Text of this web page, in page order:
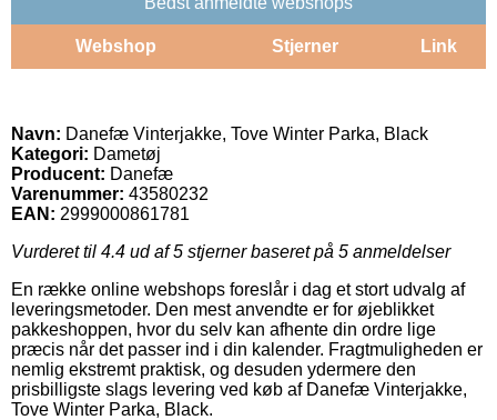
Webshop Stjerner Link
Navn: Danefæ Vinterjakke, Tove Winter Parka, Black
Kategori: Dametøj
Producent: Danefæ
Varenummer: 43580232
EAN: 2999000861781
Vurderet til 4.4 ud af 5 stjerner baseret på 5 anmeldelser
En række online webshops foreslår i dag et stort udvalg af
leveringsmetoder. Den mest anvendte er for øjeblikket
pakkeshoppen, hvor du selv kan afhente din ordre lige
præcis når det passer ind i din kalender. Fragtmuligheden er
nemlig ekstremt praktisk, og desuden ydermere den
prisbilligste slags levering ved køb af Danefæ Vinterjakke,
Tove Winter Parka, Black.